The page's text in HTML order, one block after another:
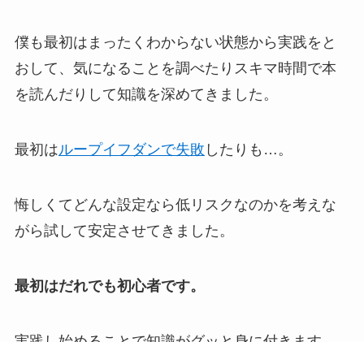
僕も最初はまったくわからない状態から実践をと
おして、気になることを調べたりスキマ時間で本
を読んだりして知識を深めてきました。
最初はループイフダンで失敗 したりも…。
悔しくてどんな設定なら低リスクなのかを考えな
がら試して安定させてきました。
最初はだれでも初心者です。